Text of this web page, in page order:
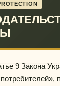
9 Закона